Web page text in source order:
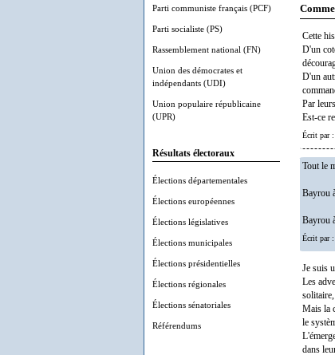
Parti communiste français (PCF)
Parti socialiste (PS)
Rassemblement national (FN)
Union des démocrates et
indépendants (UDI)
Union populaire républicaine
(UPR)
Résultats électoraux
Élections départementales
Élections européennes
Élections législatives
Élections municipales
Élections présidentielles
Élections régionales
Élections sénatoriales
Référendums
Cette
D'un
D'un
Par
Est-ce
Écrit par :
Tout le
Bayrou
Bayrou
Écrit par :
Je suis
Les
Mais la
le
dans